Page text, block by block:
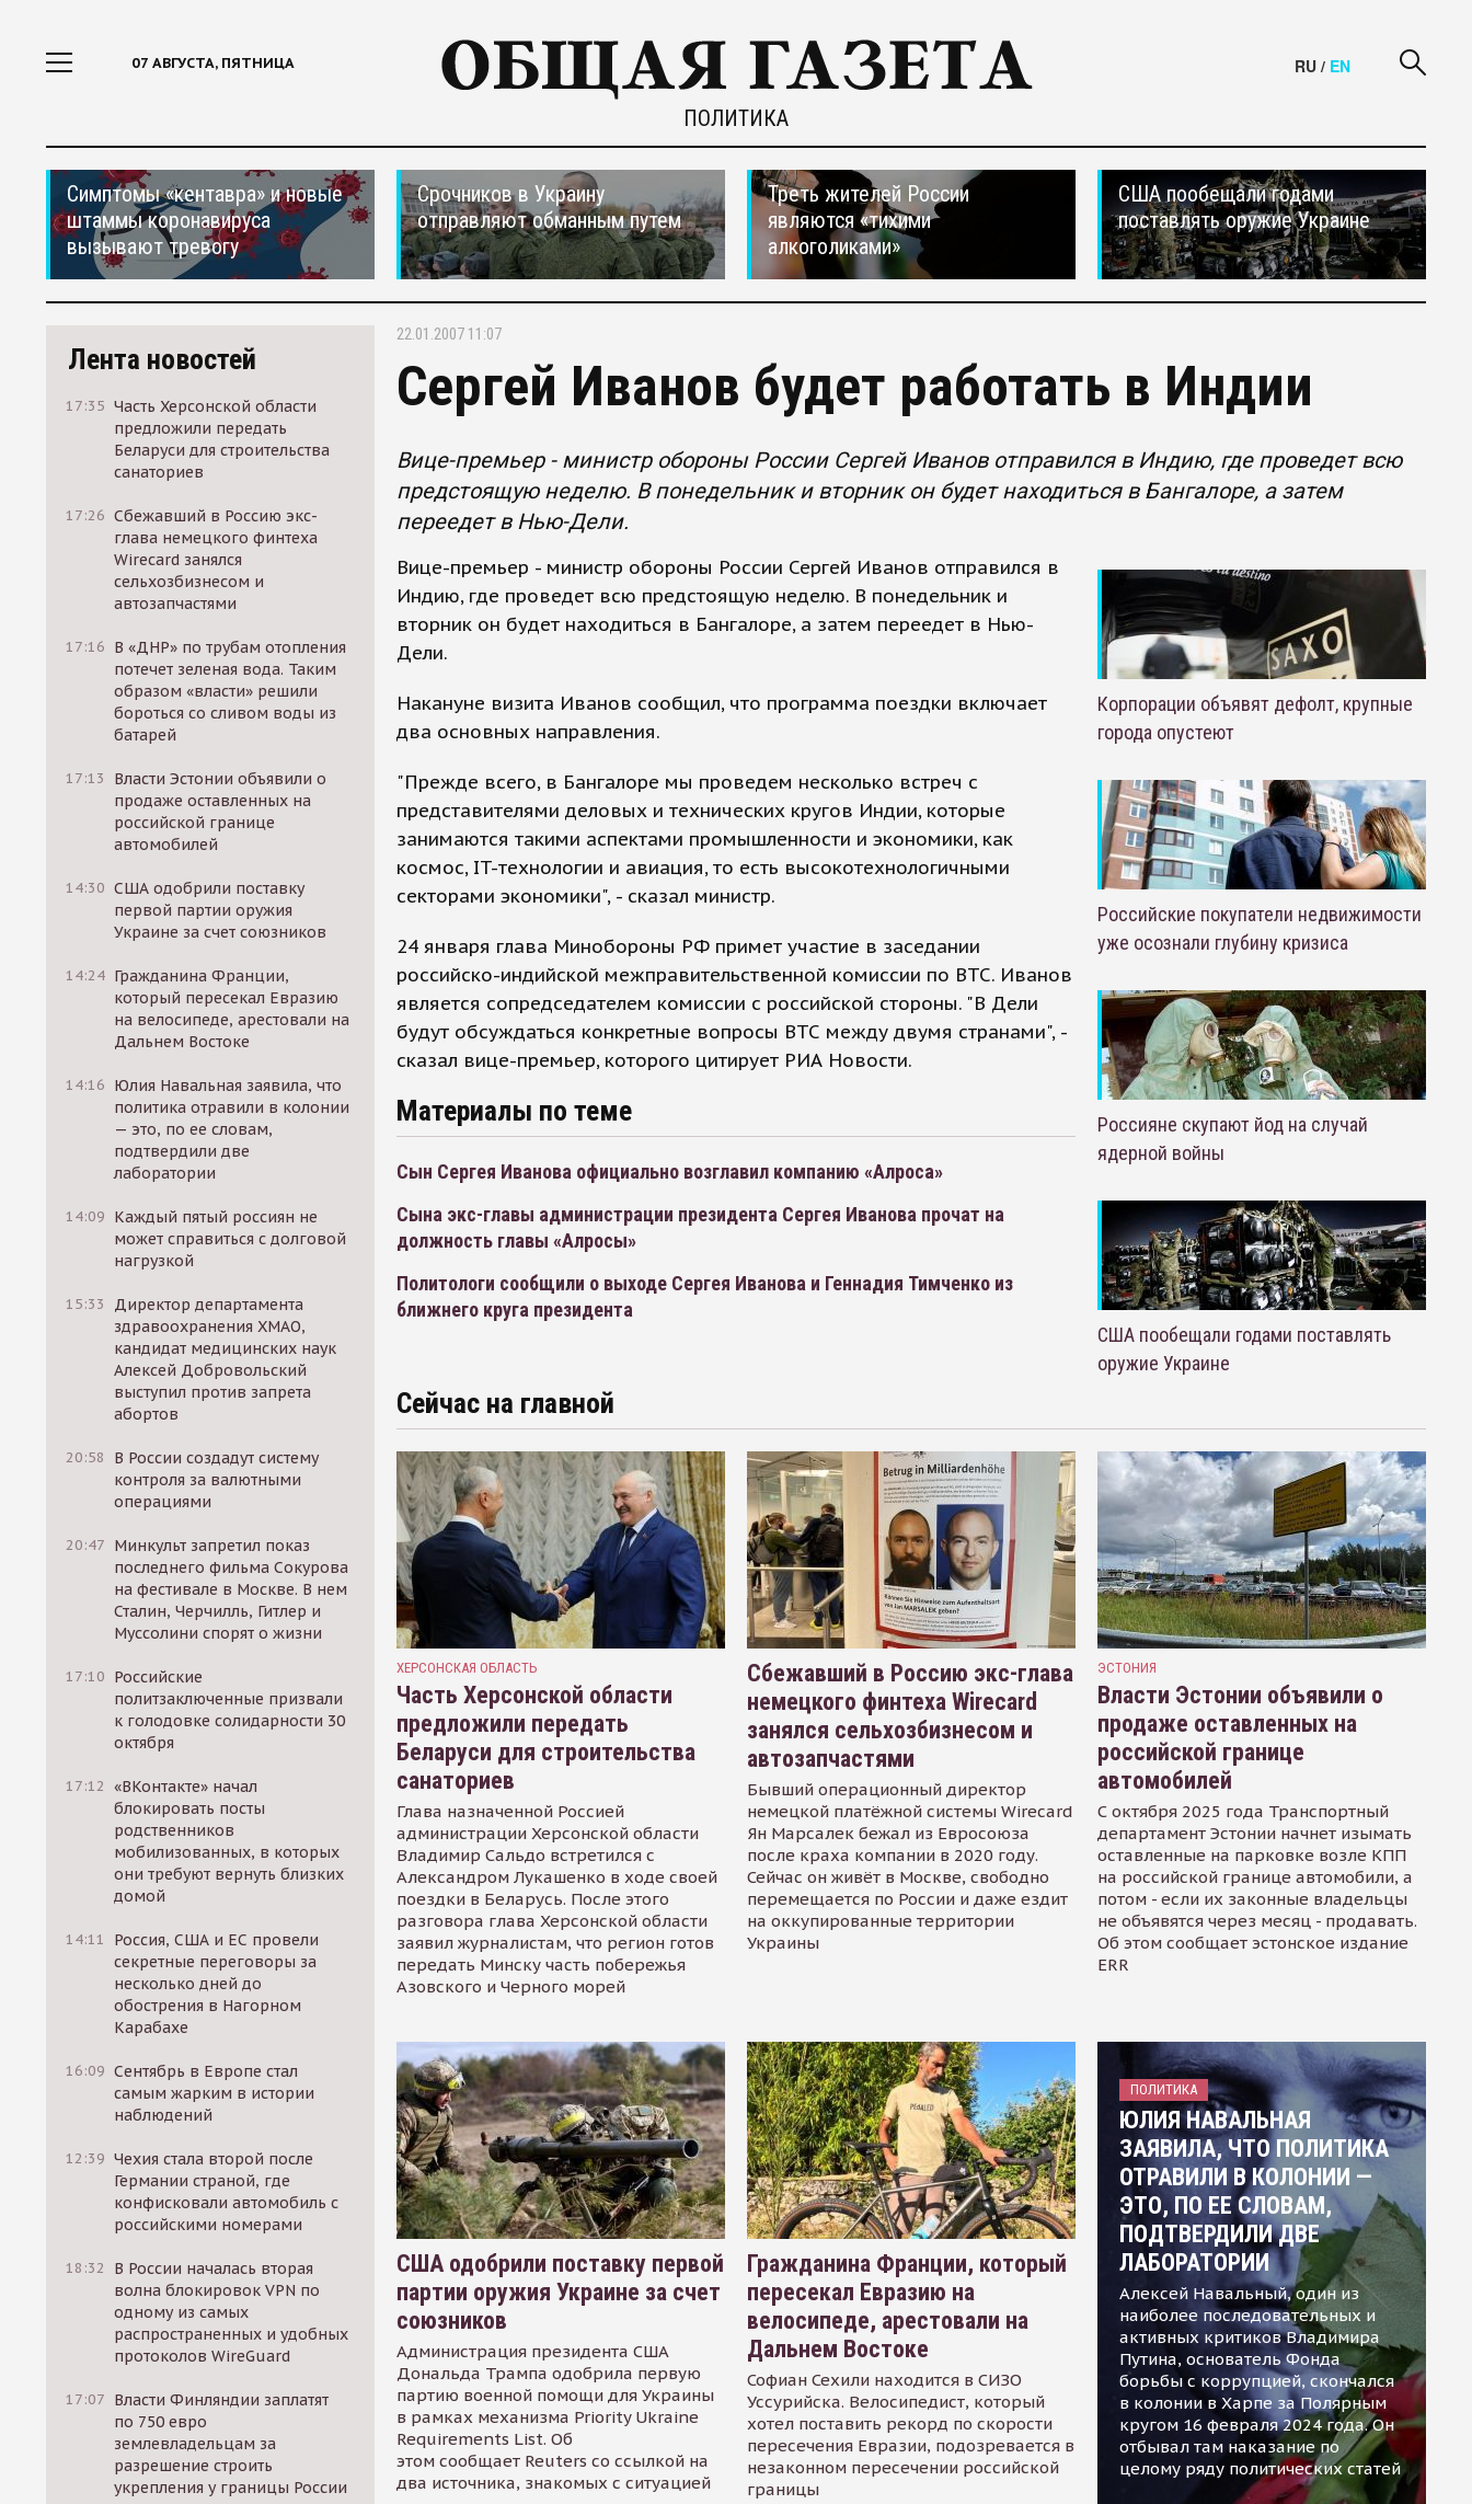
07 АВГУСТА, ПЯТНИЦА
ПОЛИТИКА
RU / EN
Симптомы «кентавра» и новые
штаммы коронавируса
вызывают тревогу
Срочников в Украину
отправляют обманным путем
Треть жителей России
являются «тихими
алкоголиками»
США пообещали годами
поставлять оружие Украине
Лента новостей
17:35 Часть Херсонской области
предложили передать
Беларуси для строительства
санаториев
17:26 Сбежавший в Россию экс-
глава немецкого финтеха
Wirecard занялся
сельхозбизнесом и
автозапчастями
17:16 В «ДНР» по трубам отопления
потечет зеленая вода. Таким
образом «власти» решили
бороться со сливом воды из
батарей
17:13
Власти Эстонии объявили о
продаже оставленных на
российской границе
автомобилей
14:30 США одобрили поставку
первой партии оружия
Украине за счет союзников
14:24 Гражданина Франции,
который пересекал Евразию
на велосипеде, арестовали на
Дальнем Востоке
14:16 Юлия Навальная заявила, что
политика отравили в колонии
— это, по ее словам,
подтвердили две
лаборатории
14:09 Каждый пятый россиян не
может справиться с долговой
нагрузкой
15:33
Директор департамента
здравоохранения ХМАО,
кандидат медицинских наук
Алексей Добровольский
выступил против запрета
абортов
20:58
В России создадут систему
контроля за валютными
операциями
20:47 Минкульт запретил показ
последнего фильма Сокурова
на фестивале в Москве. В нем
Сталин, Черчилль, Гитлер и
Муссолини спорят о жизни
17:10 Российские
политзаключенные призвали
к голодовке солидарности 30
октября
17:12 «ВКонтакте» начал
блокировать посты
родственников
мобилизованных, в которых
они требуют вернуть близких
домой
14:11
Россия, США и ЕС провели
секретные переговоры за
несколько дней до
обострения в Нагорном
Карабахе
16:09 Сентябрь в Европе стал
самым жарким в истории
наблюдений
12:39 Чехия стала второй после
Германии страной, где
конфисковали автомобиль с
российскими номерами
18:32
В России началась вторая
волна блокировок VPN по
одному из самых
распространенных и удобных
протоколов WireGuard
17:07 Власти Финляндии заплатят
по 750 евро
землевладельцам за
разрешение строить
укрепления у границы России
22.01.2007 11:07
Сергей Иванов будет работать в Индии
Вице-премьер - министр обороны России Сергей Иванов отправился в Индию, где проведет всю
предстоящую неделю. В понедельник и вторник он будет находиться в Бангалоре, а затем
переедет в Нью-Дели.
Вице-премьер - министр обороны России Сергей Иванов отправился в
Индию, где проведет всю предстоящую неделю. В понедельник и
вторник он будет находиться в Бангалоре, а затем переедет в Нью-
Дели.
Накануне визита Иванов сообщил, что программа поездки включает
два основных направления.
"Прежде всего, в Бангалоре мы проведем несколько встреч с
представителями деловых и технических кругов Индии, которые
занимаются такими аспектами промышленности и экономики, как
космос, IT-технологии и авиация, то есть высокотехнологичными
секторами экономики", - сказал министр.
24 января глава Минобороны РФ примет участие в заседании
российско-индийской межправительственной комиссии по ВТС. Иванов
является сопредседателем комиссии с российской стороны. "В Дели
будут обсуждаться конкретные вопросы ВТС между двумя странами", -
сказал вице-премьер, которого цитирует РИА Новости.
Материалы по теме
Сын Сергея Иванова официально возглавил компанию «Алроса»
Сына экс-главы администрации президента Сергея Иванова прочат на
должность главы «Алросы»
Политологи сообщили о выходе Сергея Иванова и Геннадия Тимченко из
ближнего круга президента
Корпорации объявят дефолт, крупные
города опустеют
Российские покупатели недвижимости
уже осознали глубину кризиса
Россияне скупают йод на случай
ядерной войны
США пообещали годами поставлять
оружие Украине
Сейчас на главной
ХЕРСОНСКАЯ ОБЛАСТЬ
Часть Херсонской области
предложили передать
Беларуси для строительства
санаториев
Глава назначенной Россией
администрации Херсонской области
Владимир Сальдо встретился с
Александром Лукашенко в ходе своей
поездки в Беларусь. После этого
разговора глава Херсонской области
заявил журналистам, что регион готов
передать Минску часть побережья
Азовского и Черного морей
Сбежавший в Россию экс-глава
немецкого финтеха Wirecard
занялся сельхозбизнесом и
автозапчастями
Бывший операционный директор
немецкой платёжной системы Wirecard
Ян Марсалек бежал из Евросоюза
после краха компании в 2020 году.
Сейчас он живёт в Москве, свободно
перемещается по России и даже ездит
на оккупированные территории
Украины
ЭСТОНИЯ
Власти Эстонии объявили о
продаже оставленных на
российской границе
автомобилей
С октября 2025 года Транспортный
департамент Эстонии начнет изымать
оставленные на парковке возле КПП
на российской границе автомобили, а
потом - если их законные владельцы
не объявятся через месяц - продавать.
Об этом сообщает эстонское издание
ERR
США одобрили поставку первой
партии оружия Украине за счет
союзников
Администрация президента США
Дональда Трампа одобрила первую
партию военной помощи для Украины
в рамках механизма Priority Ukraine
Requirements List. Об
этом сообщает Reuters со ссылкой на
два источника, знакомых с ситуацией
Гражданина Франции, который
пересекал Евразию на
велосипеде, арестовали на
Дальнем Востоке
Софиан Сехили находится в СИЗО
Уссурийска. Велосипедист, который
хотел поставить рекорд по скорости
пересечения Евразии, подозревается в
незаконном пересечении российской
границы
ПОЛИТИКА
ЮЛИЯ НАВАЛЬНАЯ
ЗАЯВИЛА, ЧТО ПОЛИТИКА
ОТРАВИЛИ В КОЛОНИИ —
ЭТО, ПО ЕЕ СЛОВАМ,
ПОДТВЕРДИЛИ ДВЕ
ЛАБОРАТОРИИ
Алексей Навальный, один из
наиболее последовательных и
активных критиков Владимира
Путина, основатель Фонда
борьбы с коррупцией, скончался
в колонии в Харпе за Полярным
кругом 16 февраля 2024 года. Он
отбывал там наказание по
целому ряду политических статей